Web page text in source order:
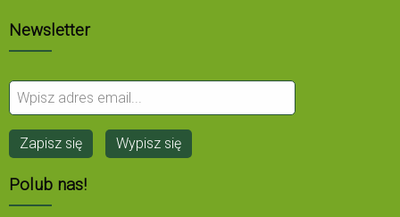
Newsletter
Polub nas!